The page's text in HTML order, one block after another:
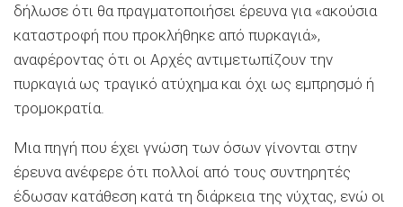
δήλωσε ότι θα πραγματοποιήσει έρευνα για «ακούσια
καταστροφή που προκλήθηκε από πυρκαγιά»,
αναφέροντας ότι οι Αρχές αντιμετωπίζουν την
πυρκαγιά ως τραγικό ατύχημα και όχι ως εμπρησμό ή
τρομοκρατία.
Μια πηγή που έχει γνώση των όσων γίνονται στην
έρευνα ανέφερε ότι πολλοί από τους συντηρητές
έδωσαν κατάθεση κατά τη διάρκεια της νύχτας, ενώ οι